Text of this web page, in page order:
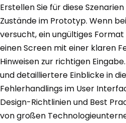
Erstellen Sie für diese
Zustände im Prototyp. Wenn
versucht, ein ungültiges Format
einen Screen mit einer klaren
Hinweisen zur richtigen
und detailliertere Einblicke in
Fehlerhandlings im User
Design-Richtlinien und Best
von großen